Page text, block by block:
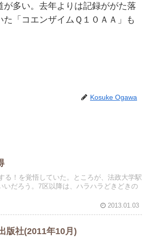
多い。去年よりは記録ががた落
「コエンザイムＱ１０ＡＡ」も
Kosuke Ogawa
る！を覚悟していた。ところが、法政大学駅
だろう。7区以降は、ハラハラどきどきの
2013.01.03
版社(2011年10月)